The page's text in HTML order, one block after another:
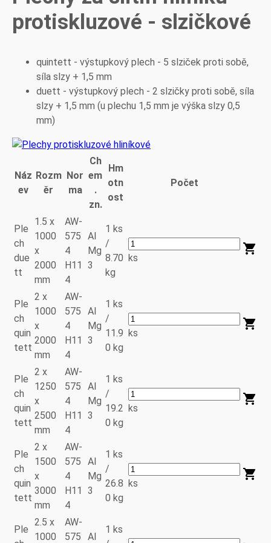
protiskluzové - slzičkové
quintett - výstupkový plech - 5 slziček proti sobě,
síla slzy + 1,5 mm
duett - výstupkový plech - 2 slzičky proti sobě, síla
slzy + 1,5 mm (u plechu 1,5 mm je výška slzy 0,5
mm)
Náz
ev
Rozm
ěr
Nor
ma
Ch
em
.
zn.
Hm
otn
ost
Počet
Ple
ch
due
tt
1.5 x
1000
x
2000
mm
AW-
575
4
H11
4
Al
Mg
3
1 ks
/
8.70
kg
ks
Ple
ch
quin
tett
2 x
1000
x
2000
mm
AW-
575
4
H11
4
Al
Mg
3
1 ks
/
11.9
0 kg
ks
Ple
ch
quin
tett
2 x
1250
x
2500
mm
AW-
575
4
H11
4
Al
Mg
3
1 ks
/
19.2
0 kg
ks
Ple
ch
quin
tett
2 x
1500
x
3000
mm
AW-
575
4
H11
4
Al
Mg
3
1 ks
/
26.8
0 kg
ks
Ple
2.5 x
1000
AW-
575
Al
1 ks